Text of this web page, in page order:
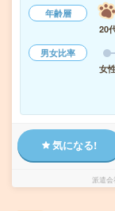
年齢層
20
男女比率
女
気になる!
派遣会